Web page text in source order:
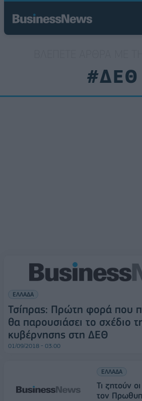
#ΔΕΘ
ΕΛΛΑΔΑ
Τσίπρας: Πρώτη φορά που
θα παρουσιάσει το σχέδιο
κυβέρνησης στη ΔΕΘ
01/09/2018 - 03:00
ΕΛΛΑΔΑ
Τι ζητούν
τον